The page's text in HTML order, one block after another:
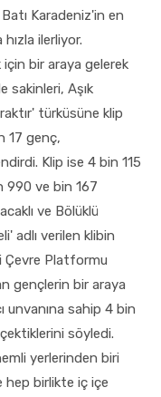
Karadeniz'in en
ilerliyor.
bir araya gelerek
sakinleri, Aşık
türküsüne klip
17 genç,
Klip ise 4 bin 115
990 ve bin 167
ve Bölüklü
adlı verilen klibin
Çevre Platformu
gençlerin bir araya
unvanına sahip 4 bin
söyledi.
yerlerinden biri
hep birlikte iç içe